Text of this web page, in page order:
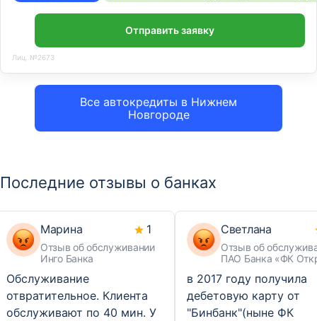
Все автокредиты в Нижнем
Новгороде
Отправить заявку
Лиц. №2673
Последние отзывы о банках
Марина
Отзыв об обслуживании
Инго Банка
1
Обслуживание
отвратительное. Клиента
обслуживают по 40 мин. У
Светлана
Отзыв об
ПАО Банка «ФК
в 2017 году получила
дебетовую карту от
"Бинбанк"(ныне ФК